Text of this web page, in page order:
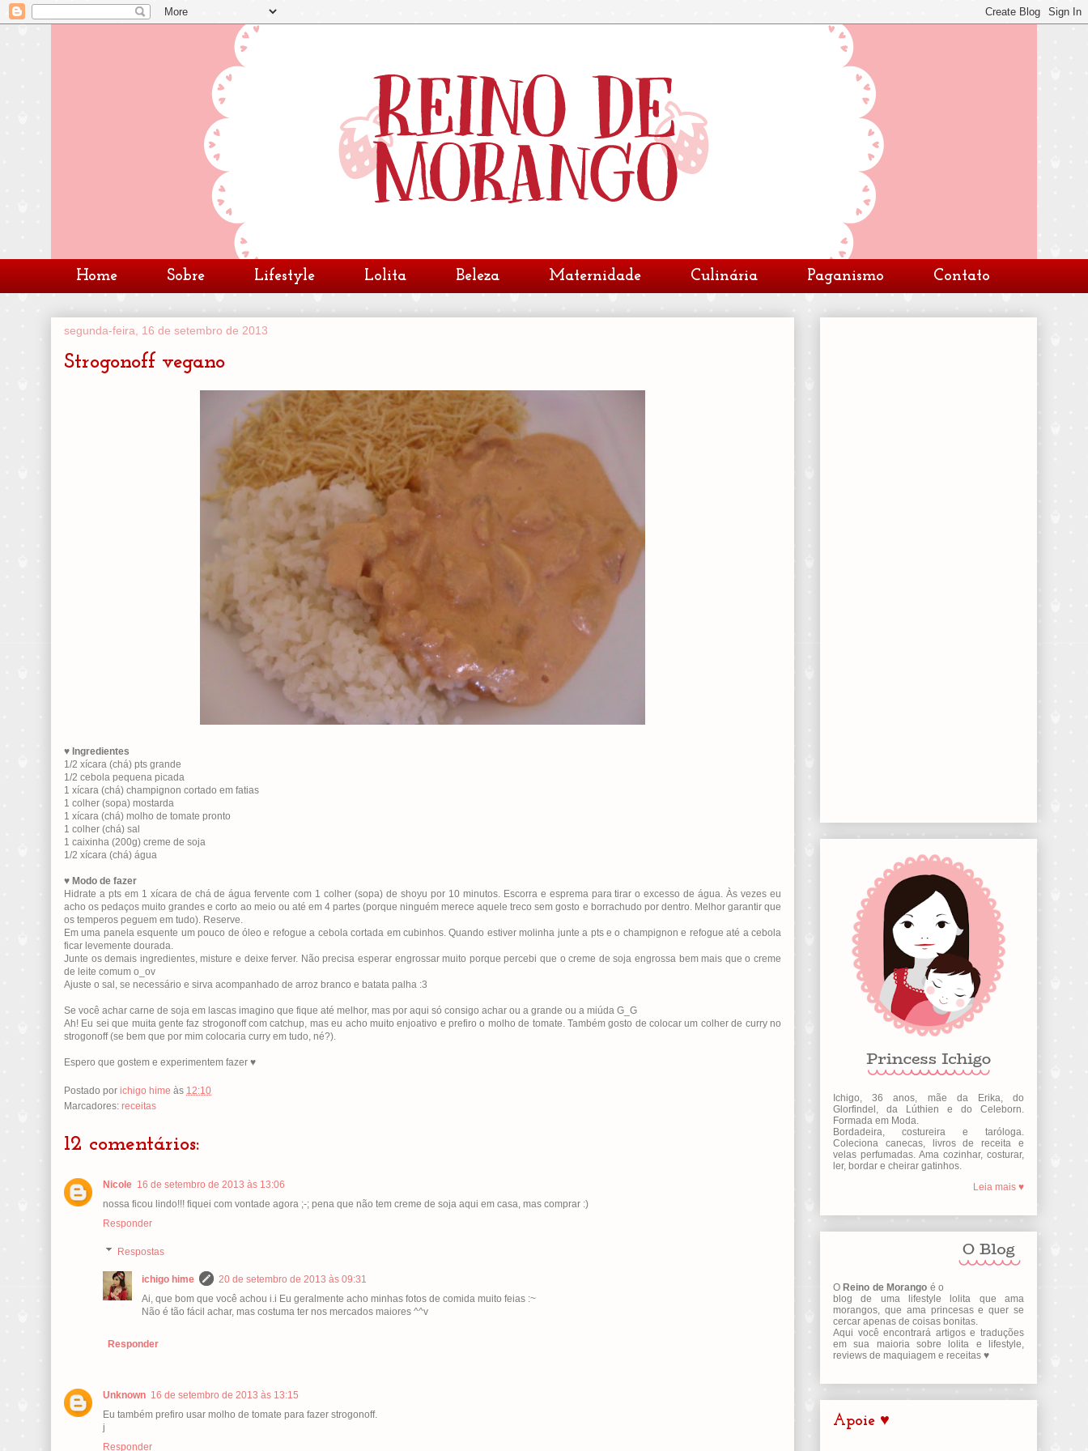
Home Sobre Lifestyle Lolita Beleza Maternidade Culinária Paganismo Contato
segunda-feira, 16 de setembro de 2013
Strogonoff vegano
♥ Ingredientes
1/2 xícara (chá) pts grande
1/2 cebola pequena picada
1 xícara (chá) champignon cortado em fatias
1 colher (sopa) mostarda
1 xícara (chá) molho de tomate pronto
1 colher (chá) sal
1 caixinha (200g) creme de soja
1/2 xícara (chá) água
♥ Modo de fazer
Hidrate a pts em 1 xícara de chá de água fervente com 1 colher (sopa) de shoyu por 10 minutos. Escorra e esprema para tirar o excesso de água. Às vezes eu
acho os pedaços muito grandes e corto ao meio ou até em 4 partes (porque ninguém merece aquele treco sem gosto e borrachudo por dentro. Melhor garantir que
os temperos peguem em tudo). Reserve.
Em uma panela esquente um pouco de óleo e refogue a cebola cortada em cubinhos. Quando estiver molinha junte a pts e o champignon e refogue até a cebola
ficar levemente dourada.
Junte os demais ingredientes, misture e deixe ferver. Não precisa esperar engrossar muito porque percebi que o creme de soja engrossa bem mais que o creme
de leite comum o_ov
Ajuste o sal, se necessário e sirva acompanhado de arroz branco e batata palha :3
Se você achar carne de soja em lascas imagino que fique até melhor, mas por aqui só consigo achar ou a grande ou a miúda G_G
Ah! Eu sei que muita gente faz strogonoff com catchup, mas eu acho muito enjoativo e prefiro o molho de tomate. Também gosto de colocar um colher de curry no
strogonoff (se bem que por mim colocaria curry em tudo, né?).
Espero que gostem e experimentem fazer ♥
Postado por ichigo hime às 12:10
Marcadores: receitas
12 comentários:
Nicole 16 de setembro de 2013 às 13:06
nossa ficou lindo!!! fiquei com vontade agora ;-; pena que não tem creme de soja aqui em casa, mas comprar :)
Responder
Respostas
ichigo hime
20 de setembro de 2013 às 09:31
Ai, que bom que você achou i.i Eu geralmente acho minhas fotos de comida muito feias :~
Não é tão fácil achar, mas costuma ter nos mercados maiores ^^v
Responder
Unknown 16 de setembro de 2013 às 13:15
Eu também prefiro usar molho de tomate para fazer strogonoff.
j
Responder
Ichigo, 36 anos, mãe da Erika, do
Glorfindel, da Lúthien e do Celeborn.
Formada em Moda.
Bordadeira, costureira e taróloga.
Coleciona canecas, livros de receita e
velas perfumadas. Ama cozinhar, costurar,
ler, bordar e cheirar gatinhos.
Leia mais ♥
O Reino de Morango é o
blog de uma lifestyle lolita que ama
morangos, que ama princesas e quer se
cercar apenas de coisas bonitas.
Aqui você encontrará artigos e traduções
em sua maioria sobre lolita e lifestyle,
reviews de maquiagem e receitas ♥
Apoie ♥